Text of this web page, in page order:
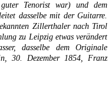
Tenorist war) und dem
dasselbe mit der Guitarre.
Zillerthaler nach Tirol
zu Leipzig etwas verändert
dasselbe dem Originale
30. Dezember 1854, Franz